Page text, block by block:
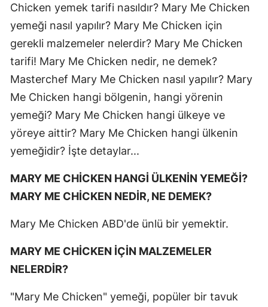
Chicken yemek tarifi nasıldır? Mary Me Chicken
yemeği nasıl yapılır? Mary Me Chicken için
gerekli malzemeler nelerdir? Mary Me Chicken
tarifi! Mary Me Chicken nedir, ne demek?
Masterchef Mary Me Chicken nasıl yapılır? Mary
Me Chicken hangi bölgenin, hangi yörenin
yemeği? Mary Me Chicken hangi ülkeye ve
yöreye aittir? Mary Me Chicken hangi ülkenin
yemeğidir? İşte detaylar...
MARY ME CHİCKEN HANGİ ÜLKENİN YEMEĞİ?
MARY ME CHİCKEN NEDİR, NE DEMEK?
Mary Me Chicken ABD'de ünlü bir yemektir.
MARY ME CHİCKEN İÇİN MALZEMELER
NELERDİR?
"Mary Me Chicken" yemeği, popüler bir tavuk